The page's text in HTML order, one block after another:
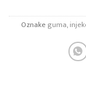
Oznakeguma,